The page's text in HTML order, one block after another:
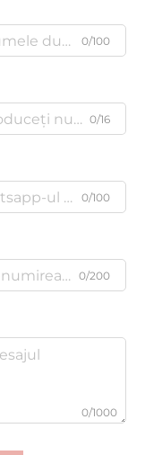
0/100
0/16
0/100
0/200
0/1000